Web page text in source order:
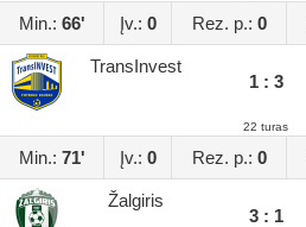
Min.: 66' Įv.: 0 Rez. p.: 0
TransInvest
1 : 3
22 turas
Min.: 71' Įv.: 0 Rez. p.: 0
Žalgiris
3 : 1